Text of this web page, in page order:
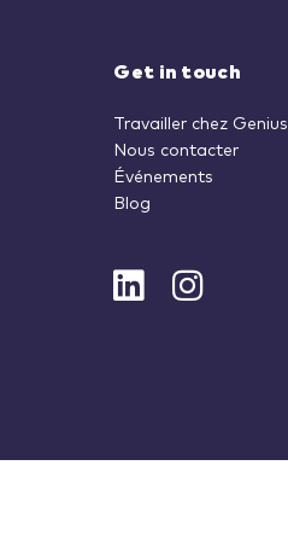
Get in touch
Travailler chez Genius
Nous contacter
Événements
Blog